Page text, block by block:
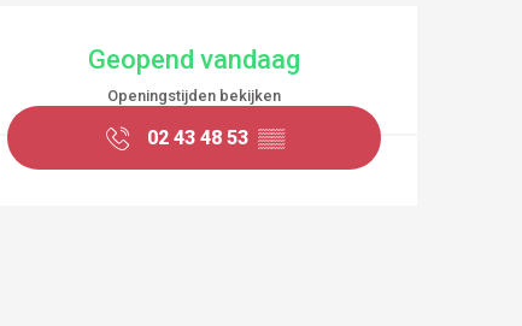
OPENINGSTIJDEN
Geopend vandaag
Openingstijden bekijken
02 43 48 53 ▒▒